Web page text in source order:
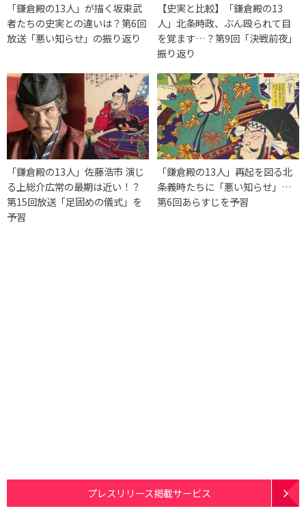
「鎌倉殿の13人」が描く坂東武
者たちの史実との違いは？第6回
放送「悪い知らせ」の振り返り
【史実と比較】「鎌倉殿の13
人」北条時政、ぶん殴られて目
を覚ます…？第9回「決戦前夜」
振り返り
「鎌倉殿の13人」佐藤浩市 演じ
る上総介広常の最期は近い！？
第15回放送「足固めの儀式」を
予習
「鎌倉殿の13人」再起を図る北
条義時たちに「悪い知らせ」…
第6回あらすじを予習
プレスリリース掲載サービス